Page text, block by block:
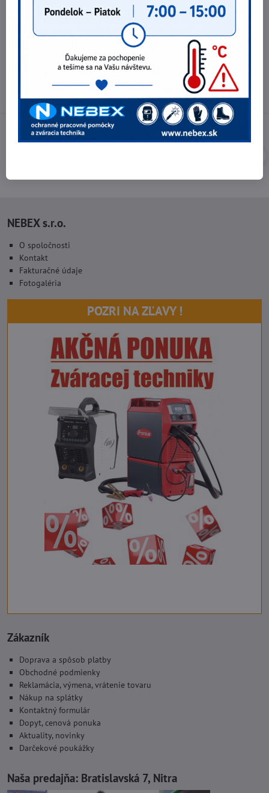
0903 40 80 66 / 0907 62 44 82
Otváracie hodiny
Pondelok - Piatok 8:00 - 16:00 hod.
(obed 11:30 - 12:30 hod.)
NEBEX s.r.o.
O spoločnosti
Kontakt
Fakturačné údaje
Fotogaléria
POZRI NA ZĽAVY !
Zákazník
Doprava a spôsob platby
Obchodné podmienky
Reklamácia, výmena, vrátenie tovaru
Nákup na splátky
Kontaktný formulár
Dopyt, cenová ponuka
Aktuality, novinky
Darčekové poukážky
Naša predajňa: Bratislavská 7, Nitra